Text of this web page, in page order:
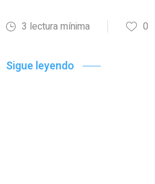
3 lectura mínima 0
Sigue leyendo